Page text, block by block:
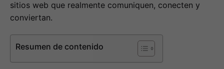
sitios web que realmente comuniquen, conecten y
conviertan.
Resumen de contenido